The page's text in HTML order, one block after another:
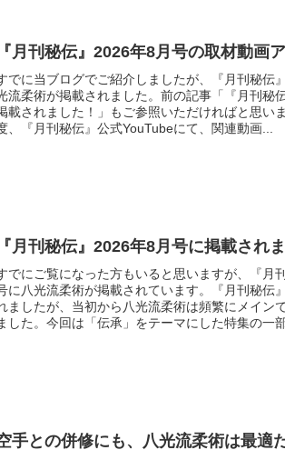
『月刊秘伝』2026年8月号の取材動画
でに当ブログでご紹介しましたが、『月刊秘伝
流柔術が掲載されました。前の記事「『月刊秘
載されました！」もご参照いただければと思い
、『月刊秘伝』公式YouTubeにて、関連動画...
『月刊秘伝』2026年8月号に掲載され
でにご覧になった方もいると思いますが、『月
に八光流柔術が掲載されています。『月刊秘伝
ましたが、当初から八光流柔術は頻繁にメイン
した。今回は「伝承」をテーマにした特集の一部
手との併修にも、八光流柔術は最適